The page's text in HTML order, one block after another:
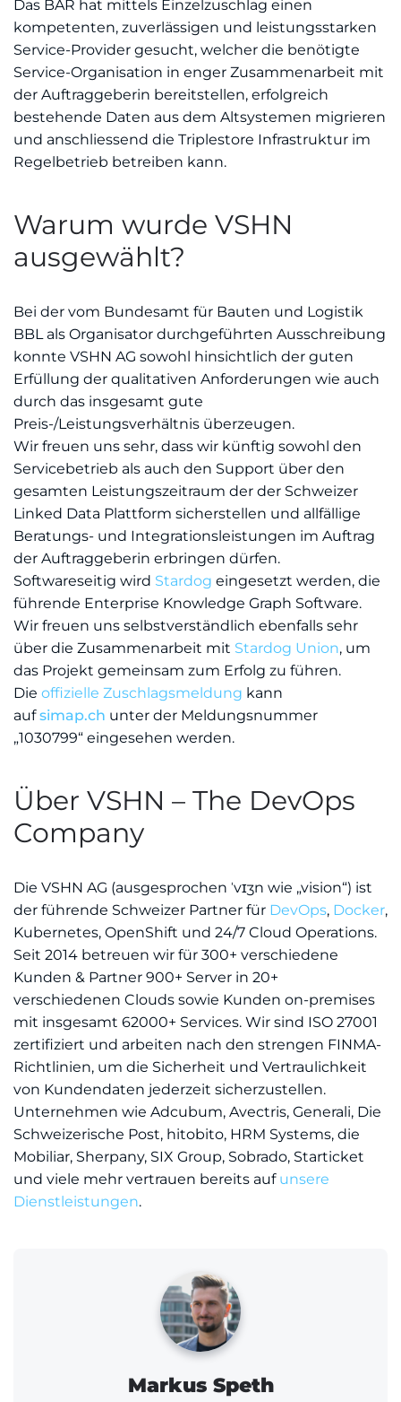
Das BAR hat mittels Einzelzuschlag einen
kompetenten, zuverlässigen und leistungsstarken
Service-Provider gesucht, welcher die benötigte
Service-Organisation in enger Zusammenarbeit mit
der Auftraggeberin bereitstellen, erfolgreich
bestehende Daten aus dem Altsystemen migrieren
und anschliessend die Triplestore Infrastruktur im
Regelbetrieb betreiben kann.
Warum wurde VSHN
ausgewählt?
Bei der vom Bundesamt für Bauten und Logistik
BBL als Organisator durchgeführten Ausschreibung
konnte VSHN AG sowohl hinsichtlich der guten
Erfüllung der qualitativen Anforderungen wie auch
durch das insgesamt gute
Preis-/Leistungsverhältnis überzeugen.
Wir freuen uns sehr, dass wir künftig sowohl den
Servicebetrieb als auch den Support über den
gesamten Leistungszeitraum der der Schweizer
Linked Data Plattform sicherstellen und allfällige
Beratungs- und Integrationsleistungen im Auftrag
der Auftraggeberin erbringen dürfen.
Softwareseitig wird Stardog eingesetzt werden, die
führende Enterprise Knowledge Graph Software.
Wir freuen uns selbstverständlich ebenfalls sehr
über die Zusammenarbeit mit Stardog Union, um
das Projekt gemeinsam zum Erfolg zu führen.
Die offizielle Zuschlagsmeldung kann
auf simap.ch unter der Meldungsnummer
„1030799“ eingesehen werden.
Über VSHN – The DevOps
Company
Die VSHN AG (ausgesprochen ˈvɪʒn wie „vision“) ist
der führende Schweizer Partner für DevOps, Docker,
Kubernetes, OpenShift und 24/7 Cloud Operations.
Seit 2014 betreuen wir für 300+ verschiedene
Kunden & Partner 900+ Server in 20+
verschiedenen Clouds sowie Kunden on-premises
mit insgesamt 62000+ Services. Wir sind ISO 27001
zertifiziert und arbeiten nach den strengen FINMA-
Richtlinien, um die Sicherheit und Vertraulichkeit
von Kundendaten jederzeit sicherzustellen.
Unternehmen wie Adcubum, Avectris, Generali, Die
Schweizerische Post, hitobito, HRM Systems, die
Mobiliar, Sherpany, SIX Group, Sobrado, Starticket
und viele mehr vertrauen bereits auf unsere
Dienstleistungen.
Markus Speth